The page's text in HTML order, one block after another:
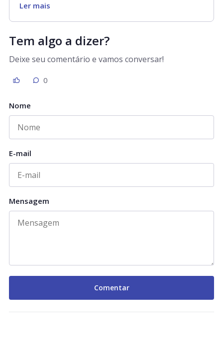
Ler mais
Tem algo a dizer?
Deixe seu comentário e vamos conversar!
0
Nome
E-mail
Mensagem